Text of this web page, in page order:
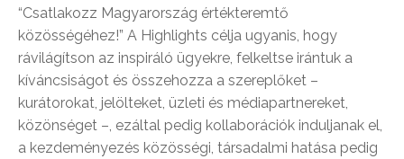
“Csatlakozz Magyarország értékteremtő
közösségéhez!” A Highlights célja ugyanis, hogy
rávilágítson az inspiráló ügyekre, felkeltse irántuk a
kíváncsiságot és összehozza a szereplőket –
kurátorokat, jelölteket, üzleti és médiapartnereket,
közönséget –, ezáltal pedig kollaborációk induljanak el,
a kezdeményezés közösségi, társadalmi hatása pedig